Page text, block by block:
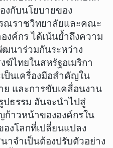
งกับนโยบายของ
ณราชวิทยาลัยและคณะ
ค์กร ได้เน้นย้ำถึงความ
นาร่วมกันระหว่าง
ไทยในสหรัฐอเมริกา
ป็นเครื่องมือสำคัญใน
ย และการขับเคลื่อนงาน
ปธรรม อันจะนำไปสู่
าวหน้าขององค์กรใน
งโลกที่เปลี่ยนแปลง
าจำเป็นต้องปรับตัวอย่าง